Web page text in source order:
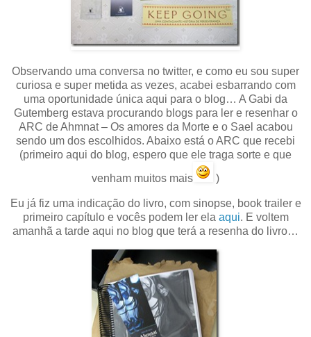
Observando uma conversa no twitter, e como eu sou super
curiosa e super metida as vezes, acabei esbarrando com
uma oportunidade única aqui para o blog… A Gabi da
Gutemberg estava procurando blogs para ler e resenhar o
ARC de Ahmnat – Os amores da Morte e o Sael acabou
sendo um dos escolhidos. Abaixo está o ARC que recebi
(primeiro aqui do blog, espero que ele traga sorte e que
venham muitos mais
)
Eu já fiz uma indicação do livro, com sinopse, book trailer e
primeiro capítulo e vocês podem ler ela aqui. E voltem
amanhã a tarde aqui no blog que terá a resenha do livro…